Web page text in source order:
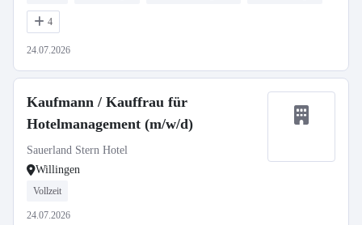
4
24.07.2026
Kaufmann / Kauffrau für
Hotelmanagement (m/w/d)
Sauerland Stern Hotel
Willingen
Vollzeit
24.07.2026